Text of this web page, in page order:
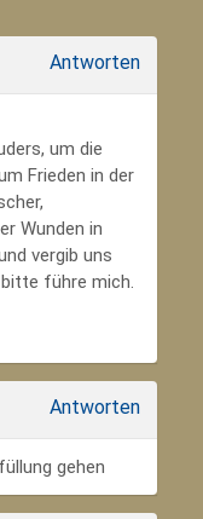
Antworten
um die
Frieden in der
Wunden in
vergib uns
führe mich.
Antworten
gehen